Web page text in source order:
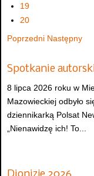
19
20
Poprzedni Następny
Spotkanie
8 lipca 2026 roku w
Mazowieckiej odbyło
dziennikarką Polsat
„Nienawidzę ich! To...